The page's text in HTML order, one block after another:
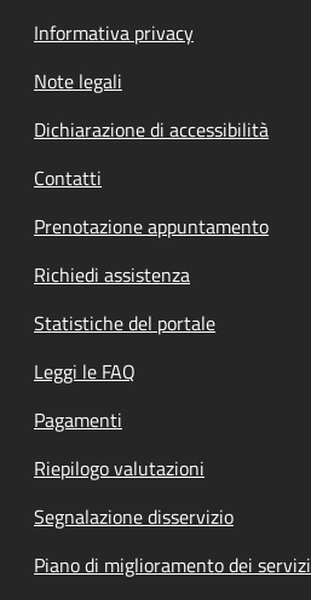
Informativa privacy
Note legali
Dichiarazione di accessibilità
Contatti
Prenotazione appuntamento
Richiedi assistenza
Statistiche del portale
Leggi le FAQ
Pagamenti
Riepilogo valutazioni
Segnalazione disservizio
Piano di miglioramento dei servizi